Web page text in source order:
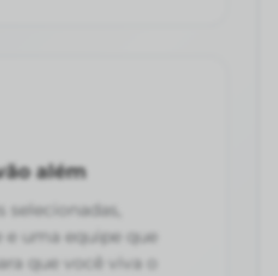
além
selecionadas,
e uma equipe que
que você viva o